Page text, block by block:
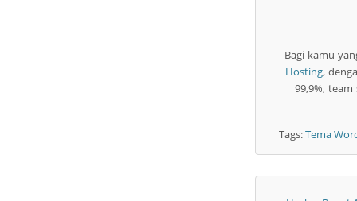
Bagi kamu
Hosting,
99,9%,
Tags:Tema